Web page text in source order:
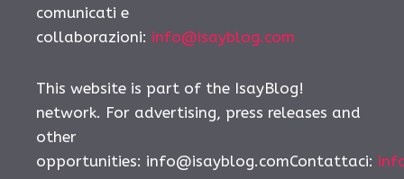
comunicati e
collaborazioni: info@isayblog.com
This website is part of the IsayBlog!
network. For advertising, press releases and
other
opportunities: info@isayblog.comContattaci: